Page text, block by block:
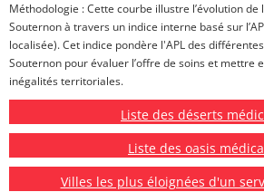
Méthodologie : Cette courbe illustre l’évolution de
Souternon à travers un indice interne basé sur
localisée). Cet indice pondère l'APL des
Souternon pour évaluer l’offre de soins et mettre
inégalités territoriales.
Liste des déserts
Liste des oasis
Villes les plus éloignées d'un